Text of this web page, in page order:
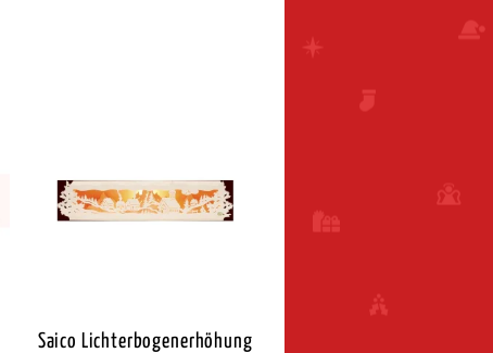
Saico Lichterbogenerhöhung